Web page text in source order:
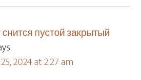
пустой закрытый
2024 at 2:27 am